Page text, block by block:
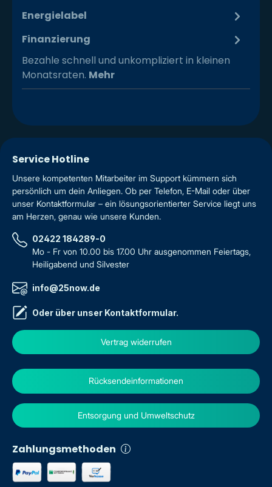
Energielabel
Finanzierung
Bezahle schnell und unkompliziert in kleinen
Monatsraten. Mehr
Service Hotline
Unsere kompetenten Mitarbeiter im Support kümmern sich
persönlich um dein Anliegen. Ob per Telefon, E-Mail oder über
unser Kontaktformular – ein lösungsorientierter Service liegt uns
am Herzen, genau wie unsere Kunden.
02422 184289-0
Mo - Fr von 10.00 bis 17.00 Uhr ausgenommen Feiertags,
Heiligabend und Silvester
info@25now.de
Oder über unser Kontaktformular.
Vertrag widerrufen
Zahlungsmethoden
Rücksendeinformationen
Entsorgung und Umweltschutz